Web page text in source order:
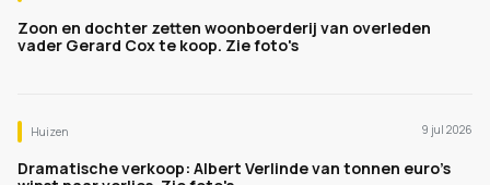
Zoon en dochter zetten woonboerderij van overleden
vader Gerard Cox te koop. Zie foto's
Huizen 9 jul 2026
Dramatische verkoop: Albert Verlinde van tonnen euro's